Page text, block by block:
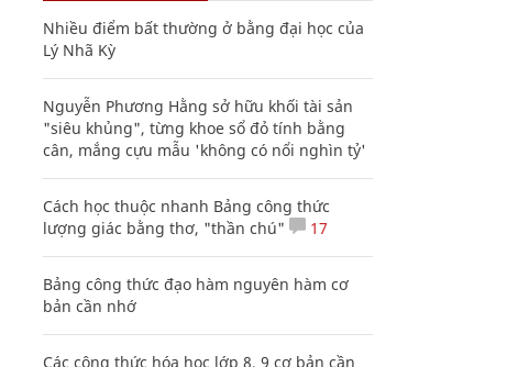
Nhiều điểm bất thường ở bằng đại học của
Lý Nhã Kỳ
Nguyễn Phương Hằng sở hữu khối tài sản
"siêu khủng", từng khoe sổ đỏ tính bằng
cân, mắng cựu mẫu 'không có nổi nghìn tỷ'
Cách học thuộc nhanh Bảng công thức
lượng giác bằng thơ, "thần chú"
17
Bảng công thức đạo hàm nguyên hàm cơ
bản cần nhớ
Các công thức hóa học lớp 8, 9 cơ bản cần